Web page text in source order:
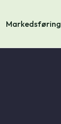
Markedsføring